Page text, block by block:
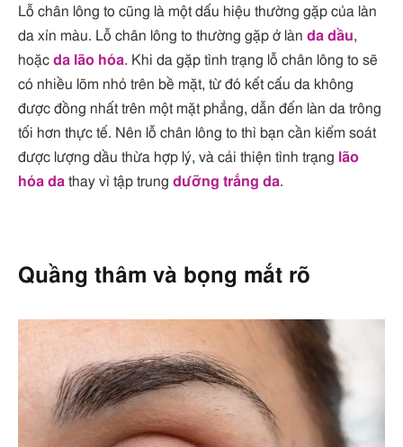
Lỗ chân lông to cũng là một dấu hiệu thường gặp của làn
da xỉn màu. Lỗ chân lông to thường gặp ở làn da dầu,
hoặc da lão hóa. Khi da gặp tình trạng lỗ chân lông to sẽ
có nhiều lõm nhỏ trên bề mặt, từ đó kết cấu da không
được đồng nhất trên một mặt phẳng, dẫn đến làn da trông
tối hơn thực tế. Nên lỗ chân lông to thì bạn cần kiểm soát
được lượng dầu thừa hợp lý, và cải thiện tình trạng lão
hóa da thay vì tập trung dưỡng trắng da.
Quầng thâm và bọng mắt rõ